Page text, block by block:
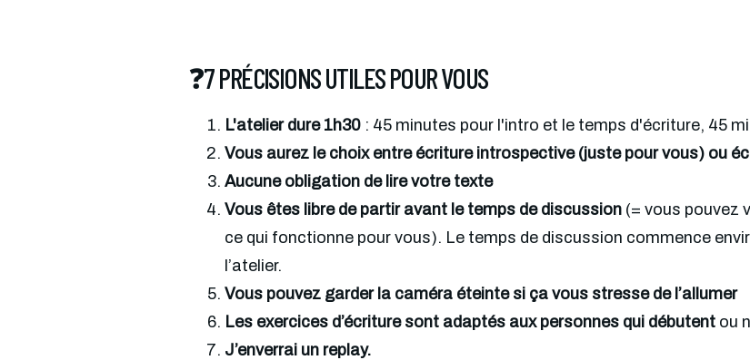
❓7 PRÉCISIONS UTILES POUR VOUS
L'atelier dure 1h30 : 45 minutes pour l'intro et le temps d'écriture, 45
Vous aurez le choix entre écriture introspective (juste pour vous) ou
Aucune obligation de lire votre texte
Vous êtes libre de partir avant le temps de discussion (= vous pouvez
ce qui fonctionne pour vous). Le temps de discussion commence
l’atelier.
Vous pouvez garder la caméra éteinte si ça vous stresse de l’allumer
Les exercices d’écriture sont adaptés aux personnes qui débutent ou
J’enverrai un replay.